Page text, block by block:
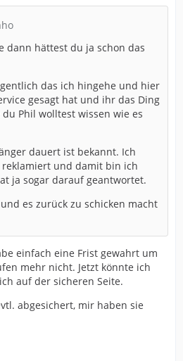
dann hättest du ja schon das
das ich hingehe und hier
gesagt hat und ihr das Ding
Phil wolltest wissen wie es
dauert ist bekannt. Ich
reklamiert und damit bin ich
ja sogar darauf geantwortet.
es zurück zu schicken macht
einfach eine Frist gewahrt um
mehr nicht. Jetzt könnte ich
auf der sicheren Seite.
abgesichert, mir haben sie